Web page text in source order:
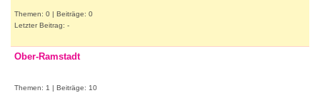
Themen: 0 | Beiträge: 0
Letzter Beitrag: -
Ober-Ramstadt
Themen: 1 | Beiträge: 10